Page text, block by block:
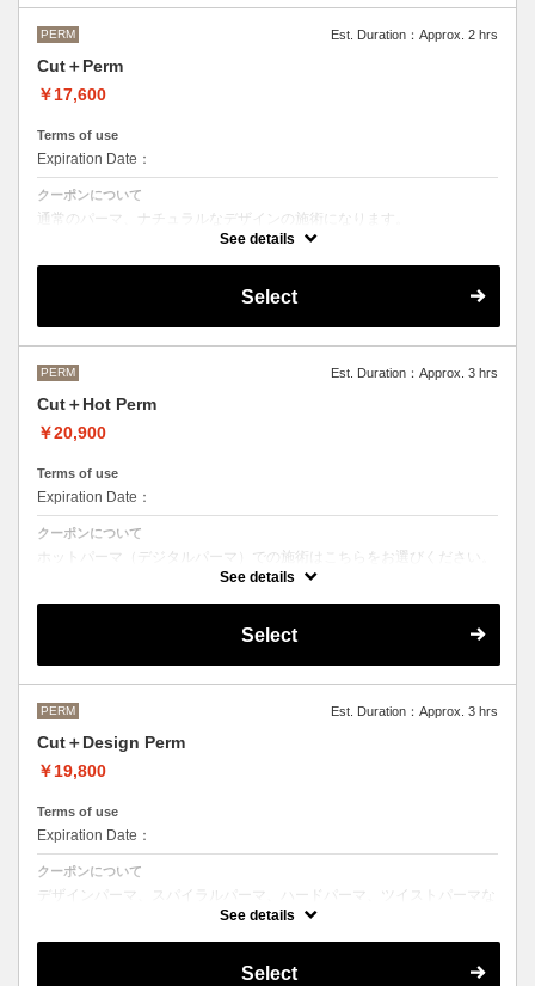
ますのでそちらの選択をお願いしております。
せ。
M ¥＋1100 L¥＋1650 LL¥＋2200
PERM Est. Duration：Approx. 2 hrs
Cut＋Perm
￥17,600
Terms of use
Expiration Date：
クーポンについて
通常のパーマ、ナチュラルなデザインの施術になります。
などをご希望の方は、最終受付時間が変わるため別途メニューがござい
●ご不明な点がある場合お手数ですが、お電話にてご確認くださいま
●髪の長さにより別途ロング料金を頂戴いたします。
M ¥＋1100 L¥＋1650 LL¥＋2200
See details
Select
PERM Est. Duration：Approx. 3 hrs
Cut＋Hot Perm
￥20,900
Terms of use
Expiration Date：
クーポンについて
ホットパーマ（デジタルパーマ）での施術はこちらをお選びください。
手数ですがお電話にてご確認くださいませ。
M ¥＋1100 L¥＋1650 LL¥＋2200
See details
Select
PERM Est. Duration：Approx. 3 hrs
Cut＋Design Perm
￥19,800
Terms of use
Expiration Date：
クーポンについて
デザインパーマ、スパイラルパーマ、ハードパーマ、ツイストパーマな
どをご希望の方はこちらのメニューをご選択ください。
●パーマはデザインによって施術時間、料金が前後する場合がございま
●髪の長さにより別途ロング料金を頂戴いたします。
See details
Select